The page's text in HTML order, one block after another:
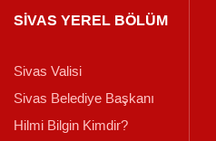
SİVAS YEREL BÖLÜM
Sivas Valisi
Sivas Belediye Başkanı
Hilmi Bilgin Kimdir?